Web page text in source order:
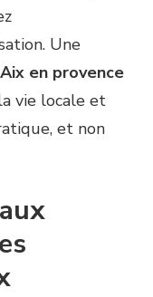
Une
en provence
vie locale et
et non